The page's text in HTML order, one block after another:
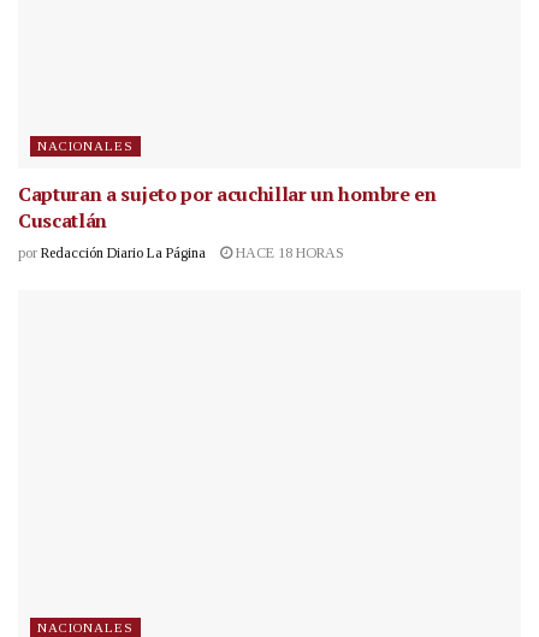
NACIONALES
Capturan a sujeto por acuchillar un hombre en
Cuscatlán
por Redacción Diario La Página HACE 18 HORAS
NACIONALES